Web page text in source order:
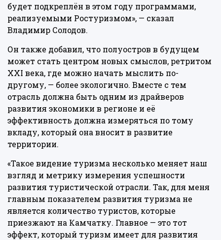
будет подкреплён в этом году программами,
реализуемыми Ростуризмом», — сказал
Владимир Солодов.
Он также добавил, что полуостров в будущем
может стать центром новых смыслов, ретритом
XXI века, где можно начать мыслить по-
другому, — более экологично. Вместе с тем
отрасль должна быть одним из драйверов
развития экономики в регионе и её
эффективность должна измеряться по тому
вкладу, который она вносит в развитие
территории.
«Такое видение туризма несколько меняет наш
взгляд и метрику измерения успешности
развития туристической отрасли. Так, для меня
главным показателем развития туризма не
является количество туристов, которые
приезжают на Камчатку. Главное — это тот
эффект, который туризм имеет для развития